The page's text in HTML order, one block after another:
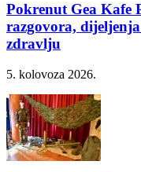
Pokrenut Gea Kafe
razgovora,
zdravlju
5. kolovoza 2026.